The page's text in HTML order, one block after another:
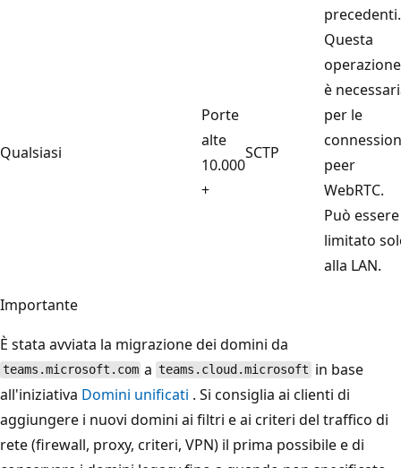
Qualsiasi
Porte
alte
10.000
+
SCTP
Questa
operazione
è
per le
peer
WebRTC.
Può essere
limitato
alla LAN.
Importante
È stata avviata la migrazione dei domini da
teams.microsoft.com a teams.cloud.microsoft in base
all'iniziativa Domini unificati . Si consiglia ai clienti di
aggiungere i nuovi domini ai filtri e ai criteri del traffico di
rete (firewall, proxy, criteri, VPN) il prima possibile e di